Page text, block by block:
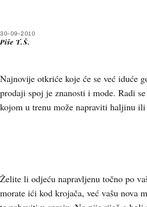
30-09-2010
Piše T.Š.
Najnovije otkriće koje će se već iduće
prodaji spoj je znanosti i mode. Radi
kojom u trenu može napraviti haljinu
Želite li odjeću napravljenu točno po
morate ići kod krojača, već vašu nova